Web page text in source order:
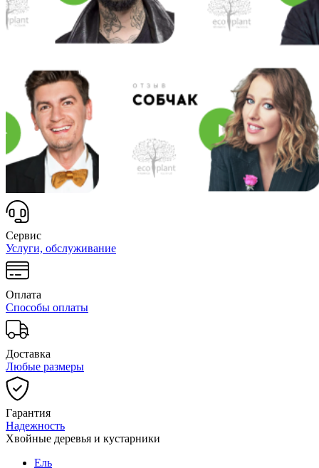
Сервис
Услуги, обслуживание
Оплата
Способы оплаты
Доставка
Любые размеры
Гарантия
Надежность
Хвойные деревья и кустарники
Ель